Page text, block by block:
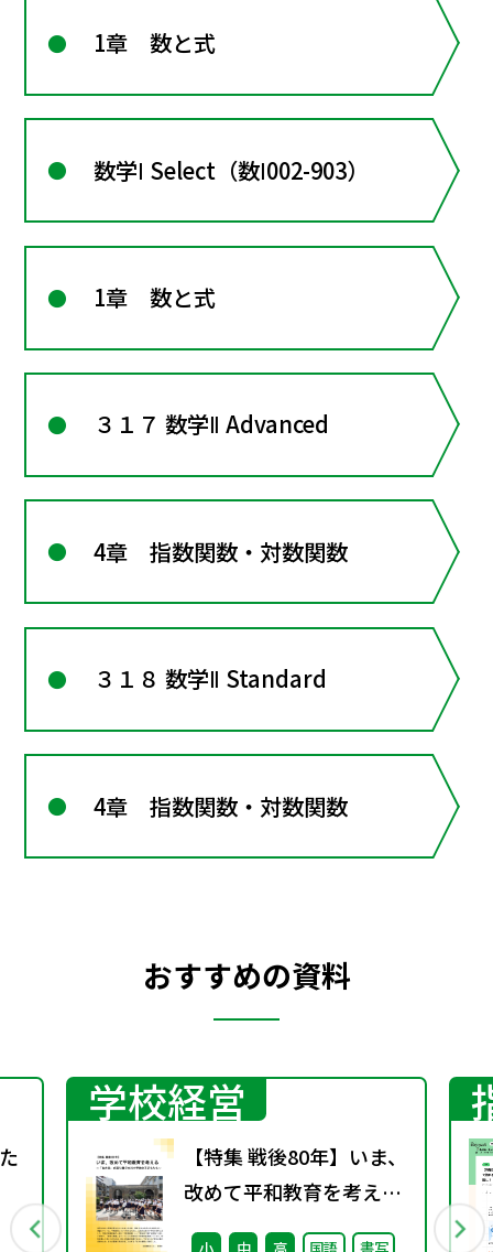
1章 数と式
数学Ⅰ Select（数Ⅰ002-903）
1章 数と式
３１７ 数学Ⅱ Advanced
4章 指数関数・対数関数
３１８ 数学Ⅱ Standard
4章 指数関数・対数関数
おすすめの資料
学校経営
【特集 戦後80年】いま、
改めて平和教育を考え
る〜「あの日」を語り継
小 中 高 国語
書写